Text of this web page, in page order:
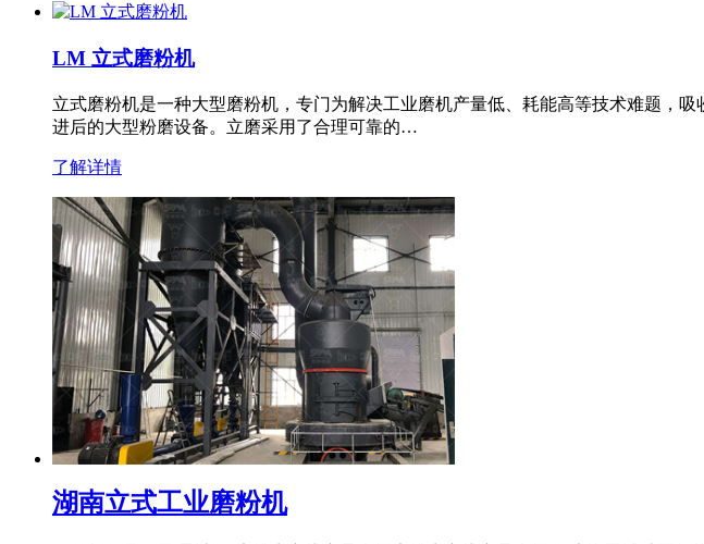
LM 立式磨粉机
立式磨粉机是一种大型磨粉机，专门为解决工业磨机产量低、耗能高等技术难题，
进后的大型粉磨设备。立磨采用了合理可靠的…
了解详情
湖南立式工业磨粉机